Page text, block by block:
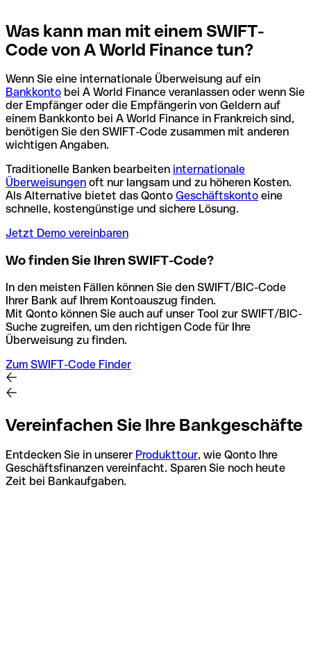
Was kann man mit einem SWIFT-
Code von A World Finance tun?
Wenn Sie eine internationale Überweisung auf ein
Bankkonto bei A World Finance veranlassen oder wenn Sie
der Empfänger oder die Empfängerin von Geldern auf
einem Bankkonto bei A World Finance in Frankreich sind,
benötigen Sie den SWIFT-Code zusammen mit anderen
wichtigen Angaben.
Traditionelle Banken bearbeiten internationale
Überweisungen oft nur langsam und zu höheren Kosten.
Als Alternative bietet das Qonto Geschäftskonto eine
schnelle, kostengünstige und sichere Lösung.
Jetzt Demo vereinbaren
Wo finden Sie Ihren SWIFT-Code?
In den meisten Fällen können Sie den SWIFT/BIC-Code
Ihrer Bank auf Ihrem Kontoauszug finden.
Mit Qonto können Sie auch auf unser Tool zur SWIFT/BIC-
Suche zugreifen, um den richtigen Code für Ihre
Überweisung zu finden.
Zum SWIFT-Code Finder
Vereinfachen Sie Ihre Bankgeschäfte
Entdecken Sie in unserer Produkttour, wie Qonto Ihre
Geschäftsfinanzen vereinfacht. Sparen Sie noch heute
Zeit bei Bankaufgaben.